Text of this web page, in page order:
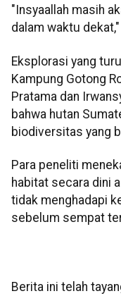
"Insyaallah masih
dalam waktu
Eksplorasi yang
Kampung Gotong
Pratama dan
bahwa hutan
biodiversitas yang
Para peneliti
habitat secara dini
tidak menghadapi
sebelum sempat
Berita ini telah